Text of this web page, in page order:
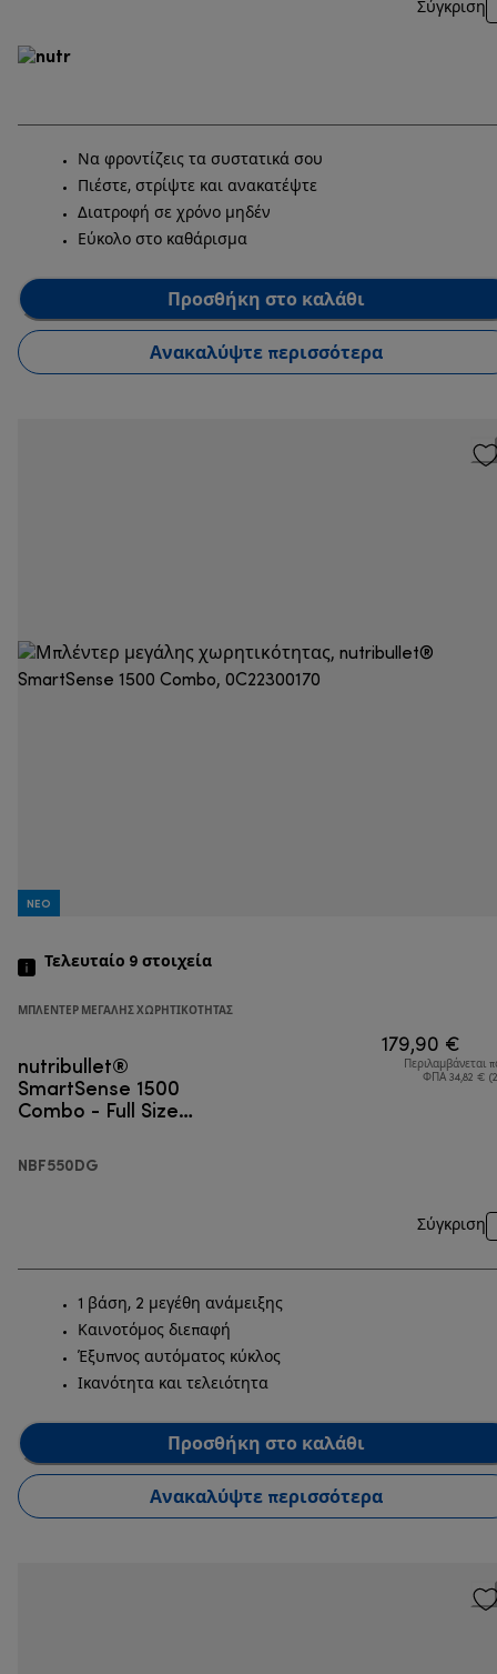
Σύγκριση
Να φροντίζεις τα συστατικά σου
Πιέστε, στρίψτε και ανακατέψτε
Διατροφή σε χρόνο μηδέν
Εύκολο στο καθάρισμα
Προσθήκη στο καλάθι
Ανακαλύψτε περισσότερα
NEO
Τελευταίο 9 στοιχεία
ΜΠΛΈΝΤΕΡ ΜΕΓΆΛΗΣ ΧΩΡΗΤΙΚΌΤΗΤΑΣ
nutribullet®
SmartSense 1500
Combo - Full Size
NBF550DG
179,90 €
Περιλαμβάνεται
ΦΠΑ 34,82 €
Σύγκριση
1 βάση, 2 μεγέθη ανάμειξης
Καινοτόμος διεπαφή
Έξυπνος αυτόματος κύκλος
Ικανότητα και τελειότητα
Προσθήκη στο καλάθι
Ανακαλύψτε περισσότερα